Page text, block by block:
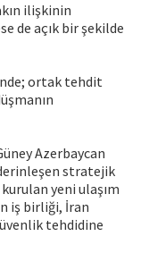
ilişkinin
de açık bir şekilde
ortak tehdit
Azerbaycan
stratejik
yeni ulaşım
iş birliği, İran
tehdidine